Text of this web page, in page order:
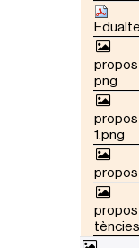
Ó
png
1.png